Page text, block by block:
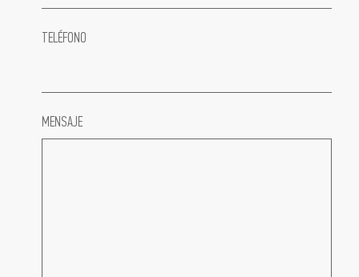
TELÉFONO
MENSAJE